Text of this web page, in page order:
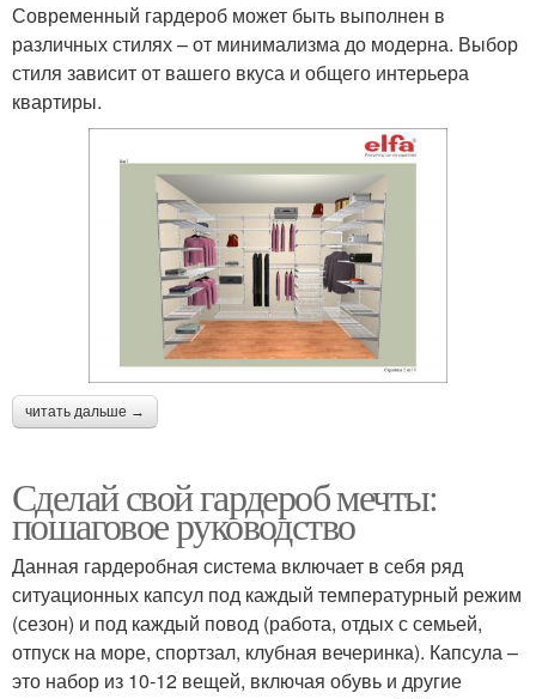
Современный гардероб может быть выполнен в
различных стилях – от минимализма до модерна. Выбор
стиля зависит от вашего вкуса и общего интерьера
квартиры.
читать дальше →
Сделай свой гардероб мечты:
пошаговое руководство
Данная гардеробная система включает в себя ряд
ситуационных капсул под каждый температурный режим
(сезон) и под каждый повод (работа, отдых с семьей,
отпуск на море, спортзал, клубная вечеринка). Капсула –
это набор из 10-12 вещей, включая обувь и другие